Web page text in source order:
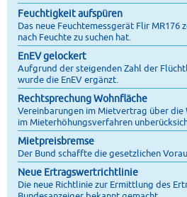
Feuchtigkeit aufspüren
Das neue Feuchtemessgerät Flir
nach Feuchte zu suchen hat.
EnEV gelockert
Aufgrund der steigenden Zahl der
wurde die EnEV ergänzt.
Rechtsprechung Wohnfläche
Vereinbarungen im Mietvertrag über
im Mieterhöhungsverfahren
Mietpreisbremse
Der Bund schaffte die gesetzlichen
Neue Ertragswertrichtlinie
Die neue Richtlinie zur Ermittlung des